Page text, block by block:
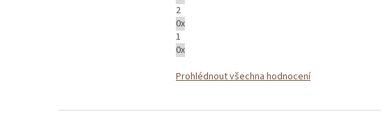
2
0x
1
0x
Prohlédnout všechna hodnocení